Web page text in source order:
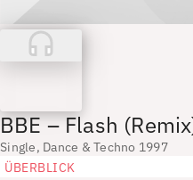
BBE – Flash
Single, Dance & Techno 1997
ÜBERBLICK